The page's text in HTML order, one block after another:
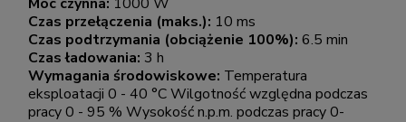
Czas przełączenia (maks.): 10 ms
Czas podtrzymania (obciążenie 100%): 6.5 min
Czas ładowania: 3 h
Wymagania środowiskowe: Temperatura
eksploatacji 0 - 40 °C Wilgotność względna podczas
pracy 0 - 95 % Wysokość n.p.m. podczas pracy 0-